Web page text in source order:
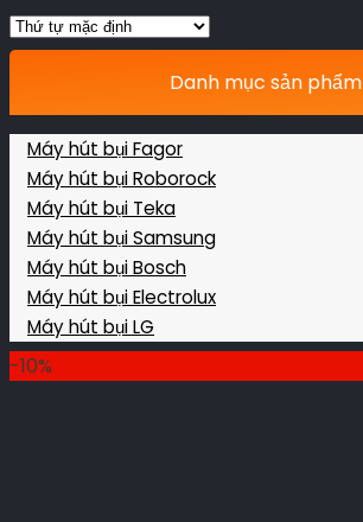
Danh mục sản phẩm
Máy hút bụi Fagor
Máy hút bụi Roborock
Máy hút bụi Teka
Máy hút bụi Samsung
Máy hút bụi Bosch
Máy hút bụi Electrolux
Máy hút bụi LG
-10%